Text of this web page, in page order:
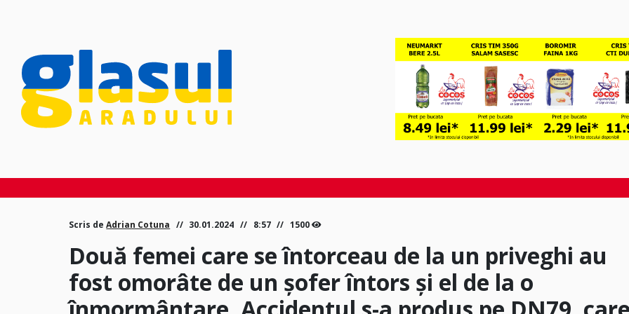
Scris deAdrian Cotuna 30.01.2024 8:57 1500
Două femei care se întorceau de la un priveghi au
fost omorâte de un șofer întors și el de la o